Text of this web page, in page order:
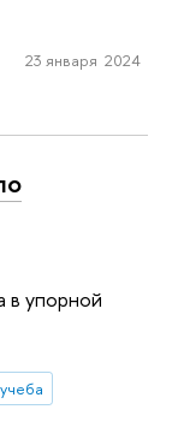
23 января 2024
в упорной